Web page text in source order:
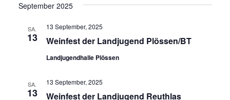
September 2025
SA.
13 Weinfest der Landjugend Plössen/BT
13 September, 2025
Landjugendhalle Plössen
SA.
13 Weinfest der Landjugend Reuthlas
13 September, 2025